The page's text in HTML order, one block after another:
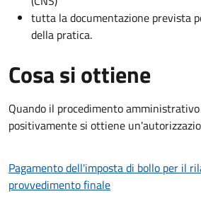
tutta la documentazione prevista
della pratica.
Cosa si ottiene
Quando il procedimento
positivamente si ottiene
Pagamento dell'imposta di bollo per il
provvedimento finale